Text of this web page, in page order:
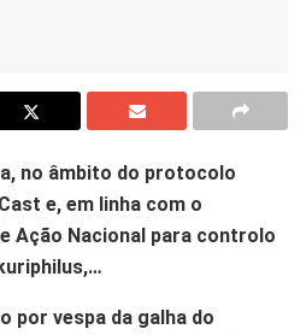
no âmbito do protocolo
e, em linha com o
Ação Nacional para controlo
por vespa da galha do